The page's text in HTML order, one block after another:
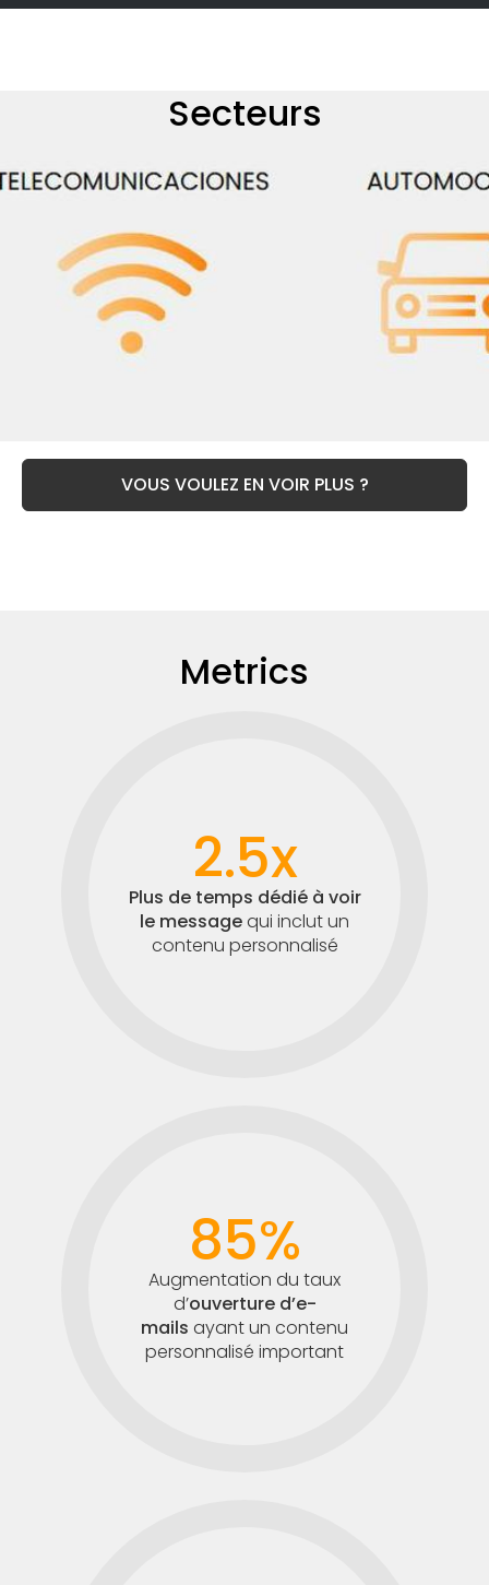
Secteurs
VOUS VOULEZ EN VOIR PLUS ?
Metrics
2.5x
Plus de temps dédié à voir
le messagequi inclut un
contenu personnalisé
85%
Augmentation du taux
d’ouverture d’e-
mails ayant un contenu
personnalisé important